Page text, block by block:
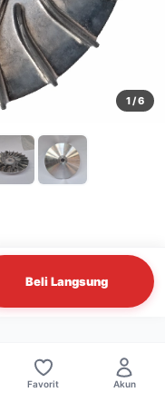
1/ 6
Beli Langsung
Favorit Akun